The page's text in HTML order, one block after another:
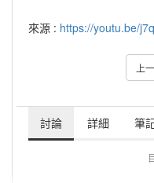
來源 : https://youtu.be/
上
討論 詳細 筆